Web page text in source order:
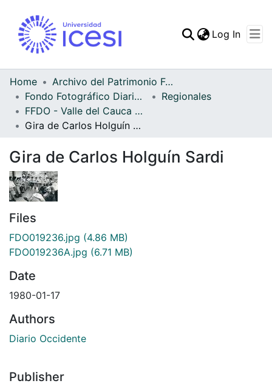
Statistics
Log In
Home
Archivo del Patrimonio Fotográfico y Fílmico del Valle del Cauca
Fondo Fotográfico Diario Occidente
Regionales
FFDO - Valle del Cauca - Patrimonial
Gira de Carlos Holguín Sardi
Gira de Carlos Holguín Sardi
Files
FDO019236.jpg (4.86 MB)
FDO019236A.jpg (6.71 MB)
Date
1980-01-17
Authors
Diario Occidente
Publisher